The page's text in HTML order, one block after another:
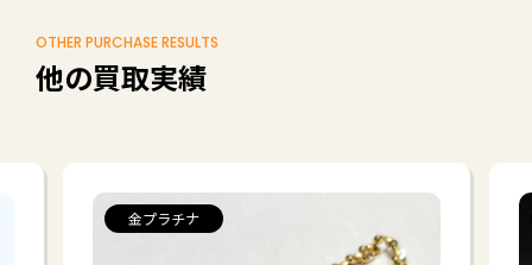
OTHER PURCHASE RESULTS
他の買取実績
金プラチナ